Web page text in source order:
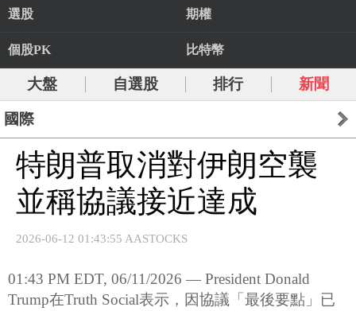
選股 期權
個股PK 比特幣
大盤 自選股 排行 新聞
國際
特朗普取消對伊朗空襲
並稱協議接近達成
2026-06-12 01:43:55 AASTOCKS
01:43 PM EDT, 06/11/2026 — President Donald
Trump在Truth Social表示，因協議「最後要點」已